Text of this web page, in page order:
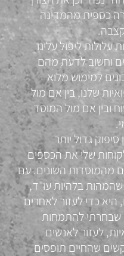
כספית מהמדינה
עלולות ליפול עלינו
וחשוב לדעת מהם
למימוש מלוא
שלנו, בין אם מול
ובין אם מול המוסד
סיפוק גדול יותר
שלי את הכספים
מהמוסדות השונים. עם
בלהיות עו"ד,
היא כדי לעזור לאחרים
שבחרתי להתמחות
לעזור לאנשים
שהחיים תופסים